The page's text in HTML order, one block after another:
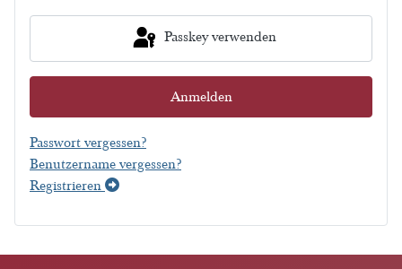
Passkey verwenden
Anmelden
Passwort vergessen?
Benutzername vergessen?
Registrieren